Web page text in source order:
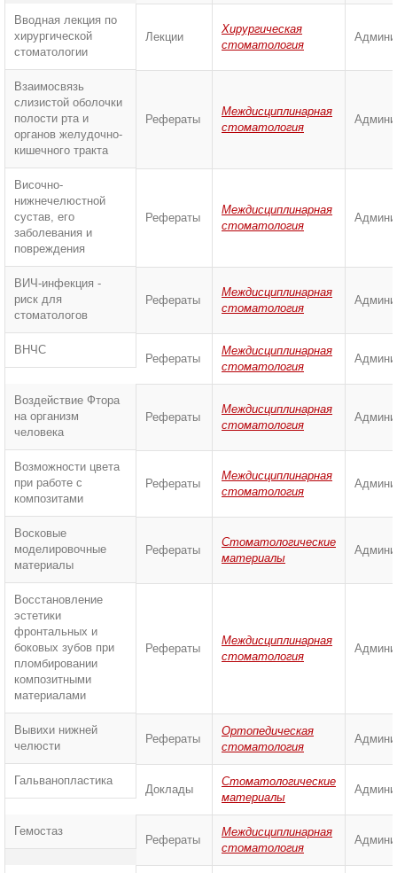
Вводная лекция по
хирургической
стоматологии
Лекции
Хирургическая
стоматология
Взаимосвязь
слизистой оболочки
полости рта и
органов желудочно-
кишечного тракта
Рефераты
Междисциплинарная
стоматология
Височно-
нижнечелюстной
сустав, его
заболевания и
повреждения
Рефераты
Междисциплинарная
стоматология
ВИЧ-инфекция -
риск для
стоматологов
Рефераты
Междисциплинарная
стоматология
ВНЧС
Рефераты
Междисциплинарная
стоматология
Воздействие Фтора
на организм
человека
Рефераты
Междисциплинарная
стоматология
Возможности цвета
при работе с
композитами
Рефераты
Междисциплинарная
стоматология
Восковые
моделировочные
материалы
Рефераты
Стоматологические
материалы
Восстановление
эстетики
фронтальных и
боковых зубов при
пломбировании
композитными
материалами
Рефераты
Междисциплинарная
стоматология
Вывихи нижней
челюсти
Рефераты
Ортопедическая
стоматология
Гальванопластика
Доклады
Стоматологические
материалы
Гемостаз
Рефераты
Междисциплинарная
стоматология